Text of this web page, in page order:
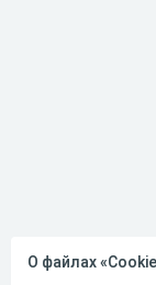
О файлах